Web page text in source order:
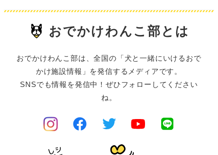
おでかけわんこ部とは
おでかけわんこ部は、全国の「犬と一緒にいけるおで
かけ施設情報」を発信するメディアです。
SNSでも情報を発信中！ぜひフォローしてください
ね。